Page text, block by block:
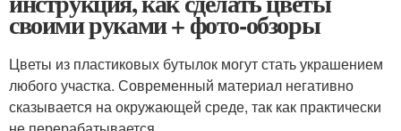
своими руками + фото-обзоры
Цветы из пластиковых бутылок могут стать украшением
любого участка. Современный материал негативно
сказывается на окружающей среде, так как практически